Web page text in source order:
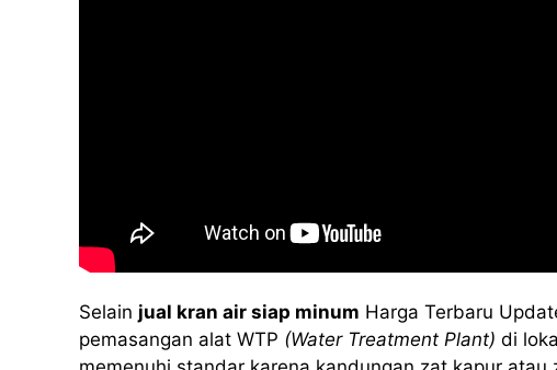
Selain jual kran air siap minum Harga Terbaru
pemasangan alat WTP (Water Treatment Plant) di